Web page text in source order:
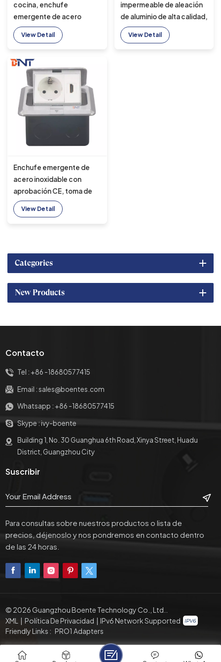
cocina, enchufe
emergente de acero
inoxidable estándar
europeo de alta calidad
View Detail
impermeable de aleación
de aluminio de alta calidad,
enchufe eléctrico Pop
oculto de 16A con carga
View Detail
Enchufe emergente de
acero inoxidable con
aprobación CE, toma de
corriente UE con tomas de
CA con conexión a tierra
View Detail
Categories
New Products
Contacto
Tel : +86 -18680577415
Email :sales@boentes.com
Whatsapp : +86 -18680577415
Skype : ivy-boente
Building 1, No. 30 Guanghua 6th Road, Xinya Street, Huadu
District, Guangzhou City
Suscribir
Para consultas sobre nuestros productos o lista de
precios, déjenoslo y nos pondremos en contacto dentro
de las 24 horas.
© 2026 Guangzhou Boente Technology Co., Ltd..
XML | Política De Privacidad | IPv6 Network Supported
Friendly Links : PRO1 Adapters